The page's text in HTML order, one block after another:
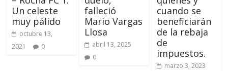
Un celeste
muy pálido
octubre 13,
2021
0
falleció
Mario Vargas
Llosa
abril 13, 2025
0
cuando se
beneficiarán
de la rebaja
de
impuestos.
marzo 3, 2023